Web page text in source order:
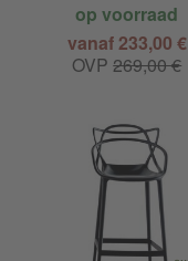
op voorraad
vanaf 233,00 €
OVP269,00 €